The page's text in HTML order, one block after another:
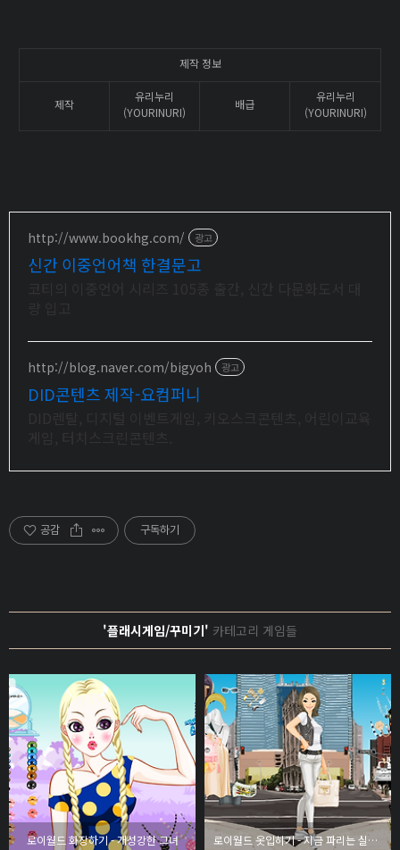
제작 정보
제작
유리누리
(YOURINURI)
배급
유리누리
(YOURINURI)
http://www.bookhg.com/ 광고
신간 이중언어책 한결문고
http://blog.naver.com/bigyoh 광고
DID콘텐츠 제작-요컴퍼니
공감 구독하기
'플래시게임/꾸미기' 카테고리 게임들
로이월드 화장하기 - 개성강한 그녀 로이월드 옷입히기 - 지금 파리는 실버골드 열풍